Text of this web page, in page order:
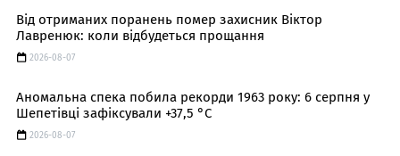
Від отриманих поранень помер захисник Віктор
Лавренюк: коли відбудеться прощання
2026-08-07
Аномальна спека побила рекорди 1963 року: 6 серпня у
Шепетівці зафіксували +37,5 °C
2026-08-07